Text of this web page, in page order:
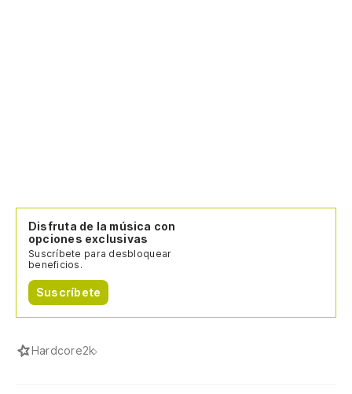
Disfruta de la música con
opciones exclusivas
Suscríbete para desbloquear
beneficios.
Suscríbete
Hardcore2k